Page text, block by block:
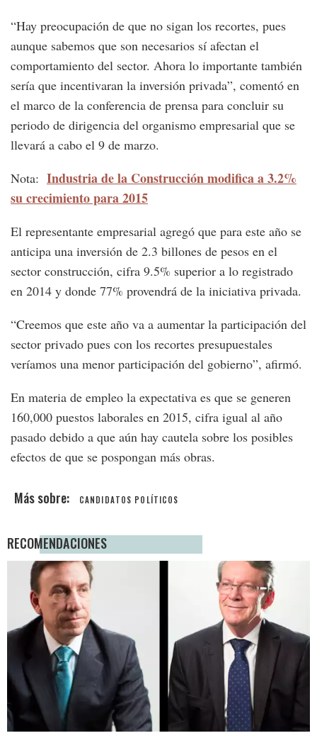
“Hay preocupación de que no sigan los recortes, pues
aunque sabemos que son necesarios sí afectan el
comportamiento del sector. Ahora lo importante también
sería que incentivaran la inversión privada”, comentó en
el marco de la conferencia de prensa para concluir su
periodo de dirigencia del organismo empresarial que se
llevará a cabo el 9 de marzo.
Nota: Industria de la Construcción modifica a 3.2%
su crecimiento para 2015
El representante empresarial agregó que para este año se
anticipa una inversión de 2.3 billones de pesos en el
sector construcción, cifra 9.5% superior a lo registrado
en 2014 y donde 77% provendrá de la iniciativa privada.
“Creemos que este año va a aumentar la participación del
sector privado pues con los recortes presupuestales
veríamos una menor participación del gobierno”, afirmó.
En materia de empleo la expectativa es que se generen
160,000 puestos laborales en 2015, cifra igual al año
pasado debido a que aún hay cautela sobre los posibles
efectos de que se pospongan más obras.
CANDIDATOS POLÍTICOS
RECOMENDACIONES